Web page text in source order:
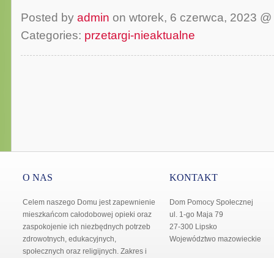
Posted by admin on wtorek, 6 czerwca, 2023
Categories: przetargi-nieaktualne
O NAS
Celem naszego Domu jest zapewnienie
mieszkańcom całodobowej opieki oraz
zaspokojenie ich niezbędnych potrzeb
zdrowotnych, edukacyjnych,
społecznych oraz religijnych. Zakres i
KONTAKT
Dom Pomocy Społecznej
ul. 1-go Maja 79
27-300 Lipsko
Województwo mazowieckie